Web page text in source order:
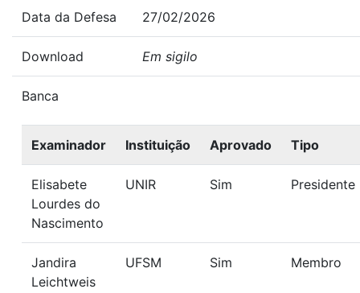
Data da Defesa 27/02/2026
Download Em sigilo
Banca
Examinador Instituição Aprovado Tipo
Elisabete
Lourdes do
Nascimento
UNIR Sim Presidente
Jandira
Leichtweis
UFSM Sim Membro